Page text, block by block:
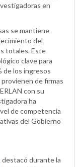
en
se mantiene
del
totales. Este
clave para
de los ingresos
de firmas
con su
ha
de competencia
del Gobierno
destacó durante la